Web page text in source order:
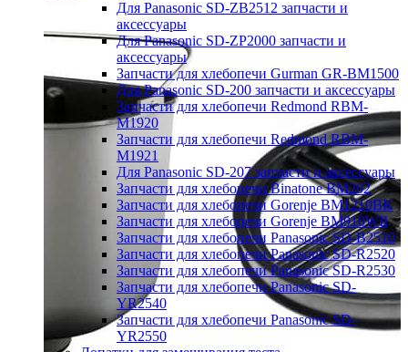
Для Panasonic SD-ZB2512 запчасти и
аксессуары
Для Panasonic SD-ZP2000 запчасти и
аксессуары
Запчасти для хлебопечи Gurman GR-BM1500
Для Panasonic SD-200 запчасти и аксессуары
Запчасти для хлебопечи Redmond RBM-
M1920
Запчасти для хлебопечи Redmond RBM-
M1921
Для Panasonic SD-207 запчасти и аксессуары
Запчасти для хлебопечи Binatone BM202
Запчасти для хлебопечи Gorenje BM1210BK
Запчасти для хлебопечи Gorenje BM910WII
Запчасти для хлебопечи Panasonic SD-B2510
Запчасти для хлебопечи Panasonic SD-R2520
Запчасти для хлебопечи Panasonic SD-R2530
Запчасти для хлебопечи Panasonic SD-
YR2540
Запчасти для хлебопечи Panasonic SD-
YR2550